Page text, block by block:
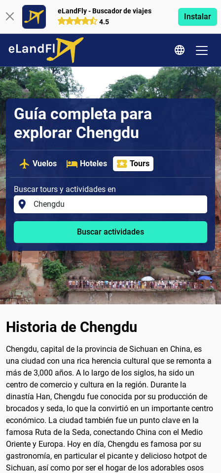
eLandFly - Buscador de viajes
4.5
Instalar
Guía completa para
explorar Chengdu
Vuelos Hoteles Tours
Buscar tours y actividades en
Buscar actividades
Historia de Chengdu
Chengdu, capital de la provincia de Sichuan en China, es
una ciudad con una rica herencia cultural que se remonta a
más de 3,000 años. A lo largo de los siglos, ha sido un
centro de comercio y cultura en la región. Durante la
dinastía Han, Chengdu fue conocida por su producción de
brocados y seda, lo que la convirtió en un importante centro
económico. La ciudad también fue un punto clave en la
famosa Ruta de la Seda, conectando China con el Medio
Oriente y Europa. Hoy en día, Chengdu es famosa por su
gastronomía, en particular el picante y delicioso hotpot de
Sichuan, así como por ser el hogar de los adorables osos